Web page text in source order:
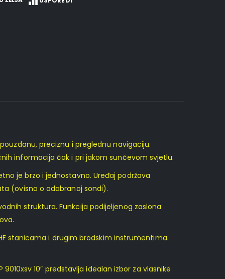
preciznu i preglednu navigaciju.
informacija čak i pri jakom sunčevom svjetlu.
je brzo i jednostavno. Uređaj podržava
(ovisno o odabranoj sondi).
struktura. Funkcija podijeljenog zaslona
stanicama i drugim brodskim instrumentima.
10″ predstavlja idealan izbor za vlasnike